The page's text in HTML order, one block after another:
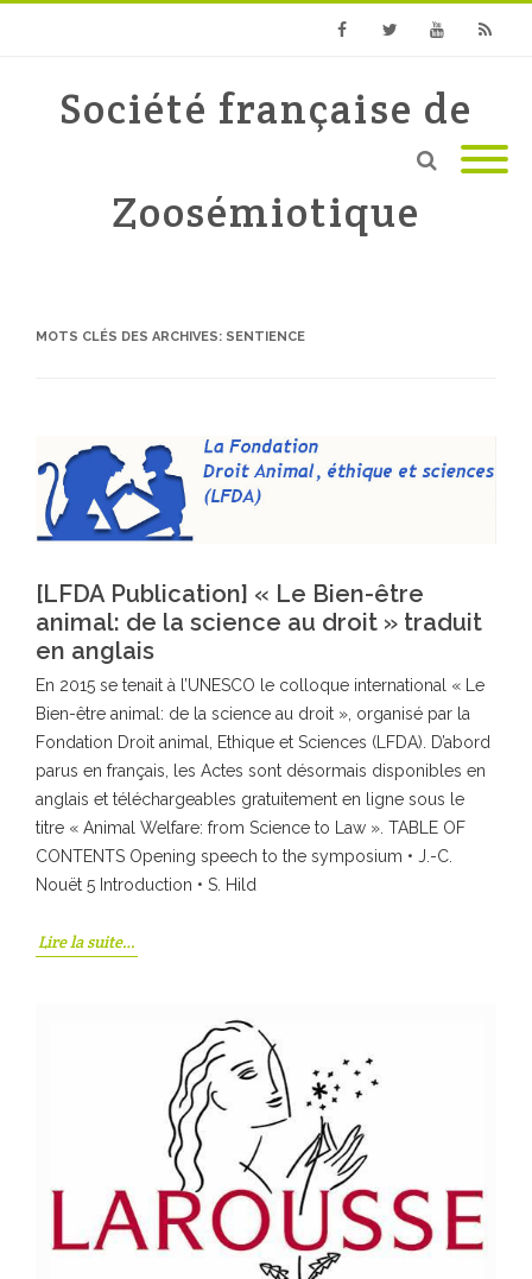
Société française de
Zoosémiotique
MOTS CLÉS DES ARCHIVES: SENTIENCE
[LFDA Publication] « Le Bien-être
animal: de la science au droit » traduit
en anglais
En 2015 se tenait à l’UNESCO le colloque international « Le
Bien-être animal: de la science au droit », organisé par la
Fondation Droit animal, Ethique et Sciences (LFDA). D’abord
parus en français, les Actes sont désormais disponibles en
anglais et téléchargeables gratuitement en ligne sous le
titre « Animal Welfare: from Science to Law ». TABLE OF
CONTENTS Opening speech to the symposium • J.-C.
Nouët 5 Introduction • S. Hild
Lire la suite…